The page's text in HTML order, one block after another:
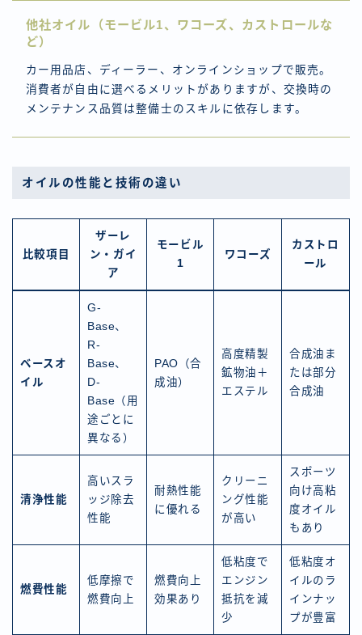
他社オイル（モービル1、ワコーズ、カストロールな
ど）
カー用品店、ディーラー、オンラインショップで販売。
消費者が自由に選べるメリットがありますが、交換時の
メンテナンス品質は整備士のスキルに依存します。
オイルの性能と技術の違い
比較項目
ザーレ
ン・ガイ
ア
モービル
1
ワコーズ
カストロ
ール
ベースオ
イル
G-
Base、
R-
Base、
D-
Base（用
途ごとに
異なる）
PAO（合
成油）
高度精製
鉱物油＋
エステル
合成油ま
たは部分
合成油
清浄性能
高いスラ
ッジ除去
性能
耐熱性能
に優れる
クリーニ
ング性能
が高い
スポーツ
向け高粘
度オイル
もあり
燃費性能
低摩擦で
燃費向上
燃費向上
効果あり
低粘度で
エンジン
抵抗を減
少
低粘度オ
イルのラ
インナッ
プが豊富